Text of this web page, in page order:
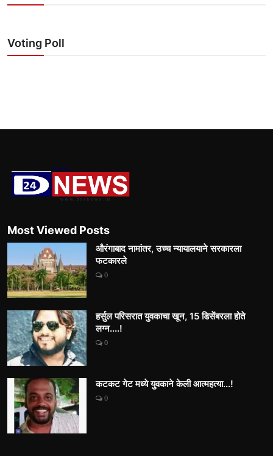
Voting Poll
Most Viewed Posts
औरंगाबाद नामांतर, उच्च न्यायालयाने सरकारला
फटकारले
0
हर्सुल परिसरात युवकाचा खून, 15 डिसेंबरला होते
लग्न....!
0
कटकट गेट मध्ये युवकाने केली आत्महत्या...!
0